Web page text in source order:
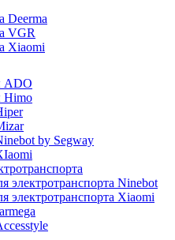
Deerma
VGR
Xiaomi
ADO
Himo
by Segway
электротранспорта Ninebot
электротранспорта Xiaomi